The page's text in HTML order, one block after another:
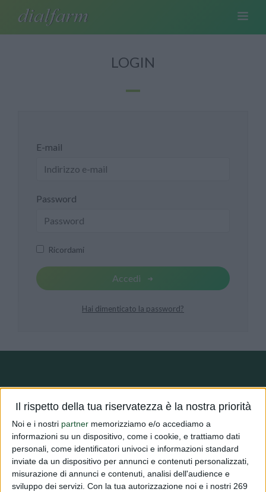
Il rispetto della tua riservatezza è la nostra priorità
Noi e i nostri partner memorizziamo e/o accediamo a
informazioni su un dispositivo, come i cookie, e trattiamo dati
personali, come identificatori univoci e informazioni standard
inviate da un dispositivo per annunci e contenuti personalizzati,
misurazione di annunci e contenuti, analisi dell'audience e
sviluppo dei servizi. Con la tua autorizzazione noi e i nostri 269
LOGIN
E-mail
Password
Ricordami
Accedi
Hai dimenticato la password?
DIALFARM
DialfarmSrl, fondata dal Dott. Renato Minasi, da oltre 25 anni
offre servizi di consulenza completi nell’ambito dell’assistenza
regolatoria per prodotti dietetici, integratori alimentari, prodotti
cosmetici e dispositivi medici.